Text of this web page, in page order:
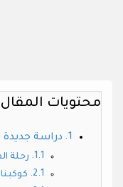
محتويات
دراسة جديدة
رحلة